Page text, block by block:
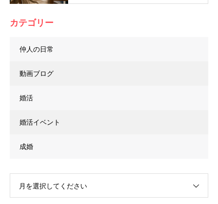
カテゴリー
仲人の日常
動画ブログ
婚活
婚活イベント
成婚
月を選択してください